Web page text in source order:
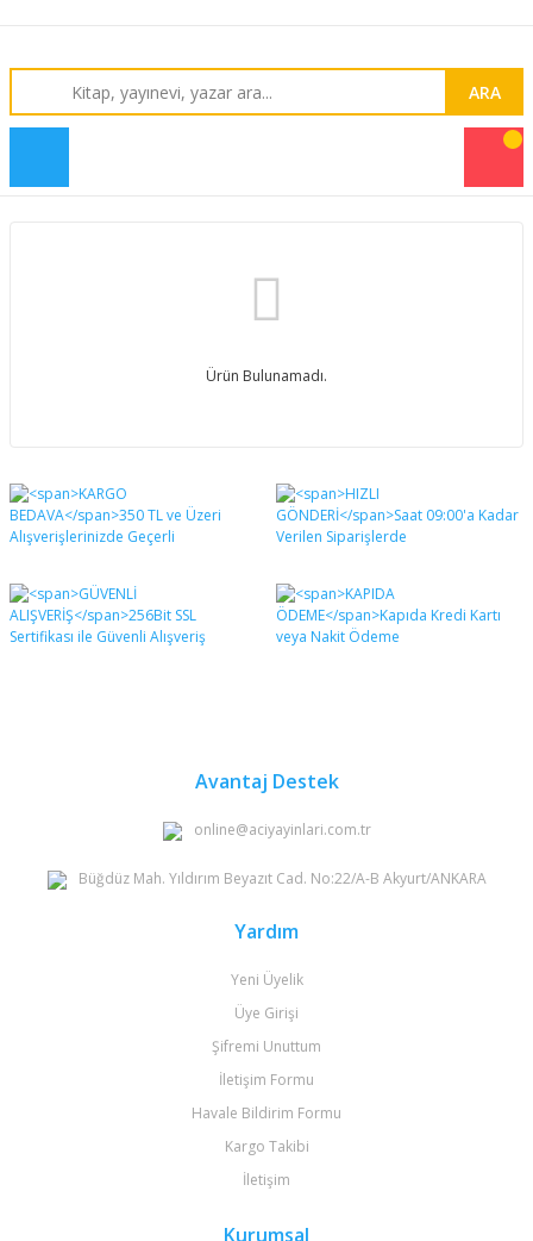
ARA
Ürün Bulunamadı.
Avantaj Destek
online@aciyayinlari.com.tr
Büğdüz Mah. Yıldırım Beyazıt Cad. No:22/A-B Akyurt/ANKARA
Yardım
Yeni Üyelik
Üye Girişi
Şifremi Unuttum
İletişim Formu
Havale Bildirim Formu
Kargo Takibi
İletişim
Kurumsal